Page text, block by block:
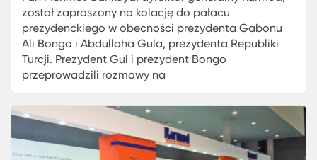
został zaproszony na kolację do pałacu
prezydenckiego w obecności prezydenta Gabonu
Ali Bongo i Abdullaha Gula, prezydenta Republiki
Turcji. Prezydent Gul i prezydent Bongo
przeprowadzili rozmowy na